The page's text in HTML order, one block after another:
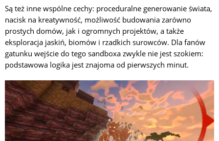
Są też inne wspólne cechy: proceduralne generowanie świata,
nacisk na kreatywność, możliwość budowania zarówno
prostych domów, jak i ogromnych projektów, a także
eksploracja jaskiń, biomów i rzadkich surowców. Dla fanów
gatunku wejście do tego sandboxa zwykle nie jest szokiem:
podstawowa logika jest znajoma od pierwszych minut.